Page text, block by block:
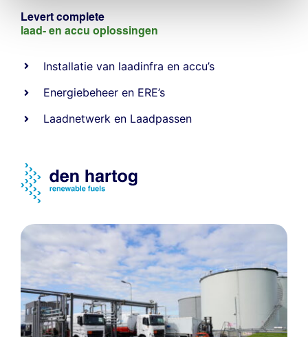
Levert complete
laad- en accu oplossingen
Installatie van laadinfra en accu’s
Energiebeheer en ERE’s
Laadnetwerk en Laadpassen